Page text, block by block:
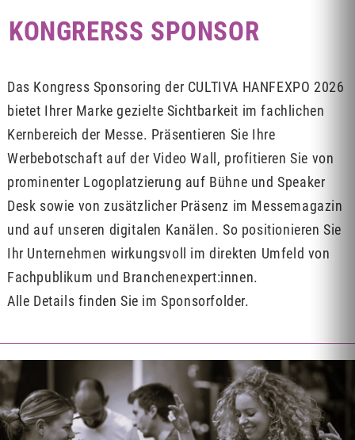
KONGRERSS SPONSOR
Das Kongress Sponsoring der CULTIVA HANFEXPO 2026
bietet Ihrer Marke gezielte Sichtbarkeit im fachlichen
Kernbereich der Messe. Präsentieren Sie Ihre
Werbebotschaft auf der Video Wall, profitieren Sie von
prominenter Logoplatzierung auf Bühne und Speaker
Desk sowie von zusätzlicher Präsenz im Messemagazin
und auf unseren digitalen Kanälen. So positionieren Sie
Ihr Unternehmen wirkungsvoll im direkten Umfeld von
Fachpublikum und Branchenexpert:innen.
Alle Details finden Sie im Sponsorfolder.